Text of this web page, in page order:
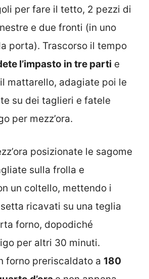
per fare il tetto, 2 pezzi di
e due fronti (in uno
porta). Trascorso il tempo
l’impasto in tre parti e
mattarello, adagiate poi le
su dei taglieri e fatele
per mezz’ora.
posizionate le sagome
sulla frolla e
un coltello, mettendo i
ricavati su una teglia
forno, dopodiché
per altri 30 minuti.
forno preriscaldato a 180